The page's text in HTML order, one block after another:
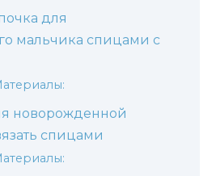
для
мальчика спицами с
новорожденной
спицами